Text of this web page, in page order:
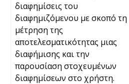
διαφημίσεις του
διαφημιζόμενου με σκοπό τη
μέτρηση της
αποτελεσματικότητας μιας
διαφήμισης και την
παρουσίαση στοχευμένων
διαφημίσεων στο χρήστη.